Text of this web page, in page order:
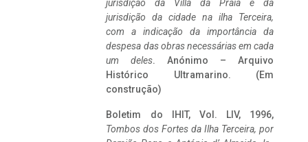
jurisdição da Villa da Praia e da
jurisdição da cidade na ilha Terceira,
com a indicação da importância da
despesa das obras necessárias em cada
um deles. Anónimo – Arquivo
Histórico Ultramarino. (Em
construção)
Boletim do IHIT, Vol. LIV, 1996,
Tombos dos Fortes da Ilha Terceira, por